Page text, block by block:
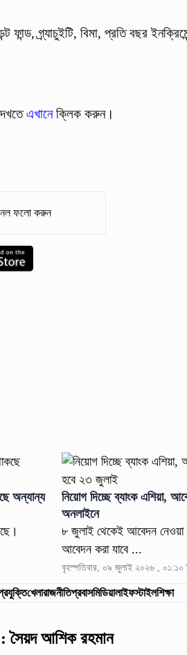
গ্র্যাচুইটি, বিমা, প্রতি বছর
এখানেক্লিক করুন।
ফলো করুন
অন্যান্য
নিয়োগ দিচ্ছে ব্যাংক এশিয়া,
অনলাইনে
৮ জুলাই থেকেই আবেদন
আবেদন করা যাবে ...
বৃহস্পতিবার, ০৯ জুলাই ২০২৬ , ০১:১০
খেলারাজনীতিপ্রবাসমিডিয়ালাইফস্টাইলশিক্ষা
সৈয়দ আশিক রহমান